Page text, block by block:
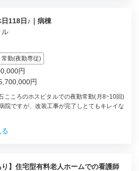
118日♪｜病棟
ル
常勤(夜勤専従)
円
円
こころのホスピタルでの夜勤常勤(月8~10回)
院ですが、改装工事が完了しとてもキレイな
り】住宅型有料老人ホームでの看護師